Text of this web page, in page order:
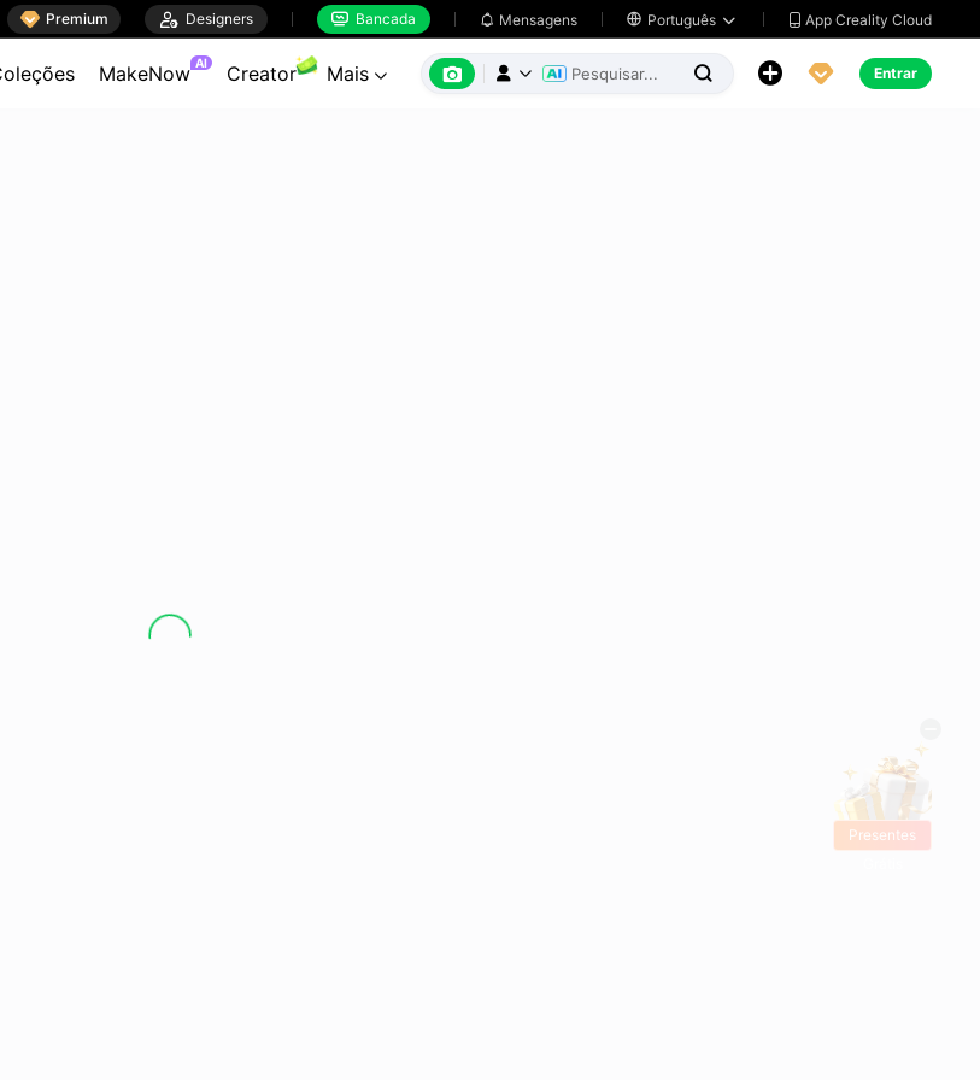
 Premium  Designers  Bancada  Mensagens  Português   App Creality Cloud
MakeNow AI Creator Mais        Entrar
Presentes